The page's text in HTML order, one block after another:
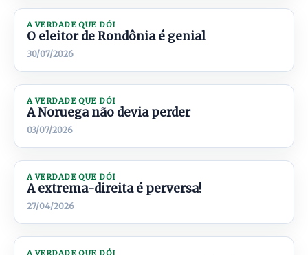
A VERDADE QUE DÓI
O eleitor de Rondônia é genial
30/07/2026
A VERDADE QUE DÓI
A Noruega não devia perder
03/07/2026
A VERDADE QUE DÓI
A extrema-direita é perversa!
27/04/2026
A VERDADE QUE DÓI